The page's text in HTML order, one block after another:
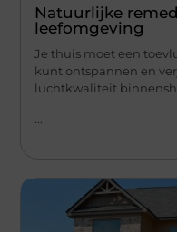
Natuurlijke
leefomgeving
Je thuis moet een
kunt ontspannen en
luchtkwaliteit